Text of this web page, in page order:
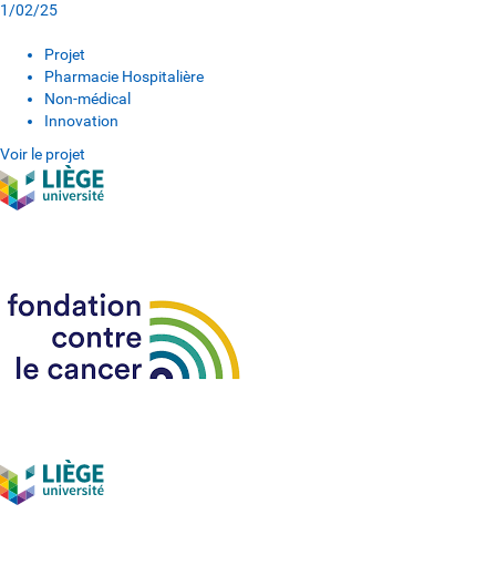
1/02/25
Projet
Pharmacie Hospitalière
Non-médical
Innovation
Voir le projet